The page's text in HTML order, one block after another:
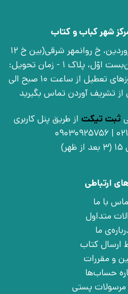
شهر کباب و کتاب
تهران، خ انقلاب، خ 12 فروردین، خ روانمهر شرقی(بین خ 12
فروردین و خ فخر رازی)، بن‌بست اوّل، پلاک 1 - زمان تحویل:
شنبه تا چهارشنبه به جز روزهای تعطیل از ساعت 10 صبح الی
ثبت تیکت از طریق پنل کاربری
ارتباطی
با ما
متداول
ما
ارسال کتاب
و مقررات
حساب‌ها
مرسولات پستی